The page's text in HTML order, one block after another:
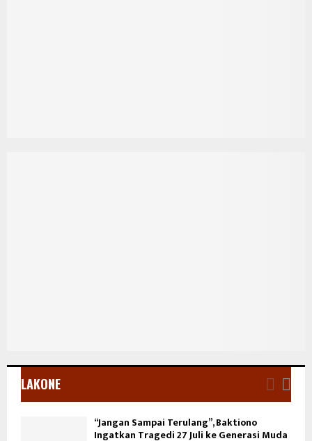
LAKONE
“Jangan Sampai Terulang”, Baktiono
Ingatkan Tragedi 27 Juli ke Generasi Muda